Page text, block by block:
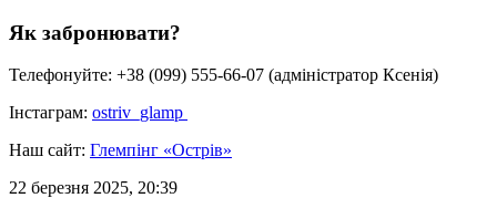
Як забронювати?
Телефонуйте: +38 (099) 555-66-07 (адміністратор Ксенія)
Інстаграм: ostriv_glamp
Наш сайт: Глемпінг «Острів»
22 березня 2025, 20:39